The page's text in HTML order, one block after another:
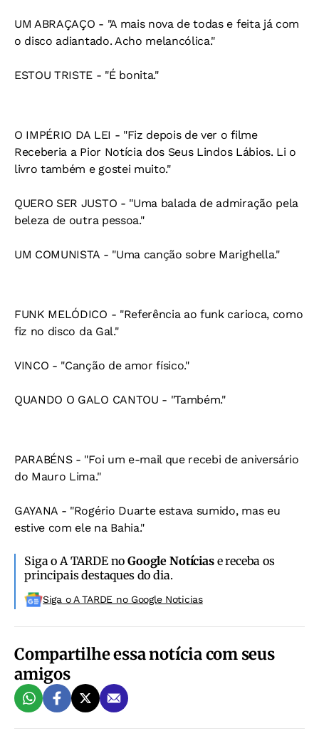
UM ABRAÇAÇO - "A mais nova de todas e feita já com
o disco adiantado. Acho melancólica."
ESTOU TRISTE - "É bonita."
O IMPÉRIO DA LEI - "Fiz depois de ver o filme
Receberia a Pior Notícia dos Seus Lindos Lábios. Li o
livro também e gostei muito."
QUERO SER JUSTO - "Uma balada de admiração pela
beleza de outra pessoa."
UM COMUNISTA - "Uma canção sobre Marighella."
FUNK MELÓDICO - "Referência ao funk carioca, como
fiz no disco da Gal."
VINCO - "Canção de amor físico."
QUANDO O GALO CANTOU - "Também."
PARABÉNS - "Foi um e-mail que recebi de aniversário
do Mauro Lima."
GAYANA - "Rogério Duarte estava sumido, mas eu
estive com ele na Bahia."
Siga o A TARDE noGoogle Notíciase receba os
principais destaques do dia.
Siga o A TARDE no Google Noticias
Compartilhe essa notícia com seus
amigos